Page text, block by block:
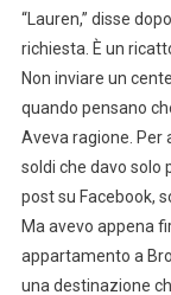
“Lauren,” disse
richiesta. È un
Non inviare un
quando pensano
Aveva ragione. Per
soldi che davo solo
post su Facebook,
Ma avevo appena
appartamento a
una destinazione